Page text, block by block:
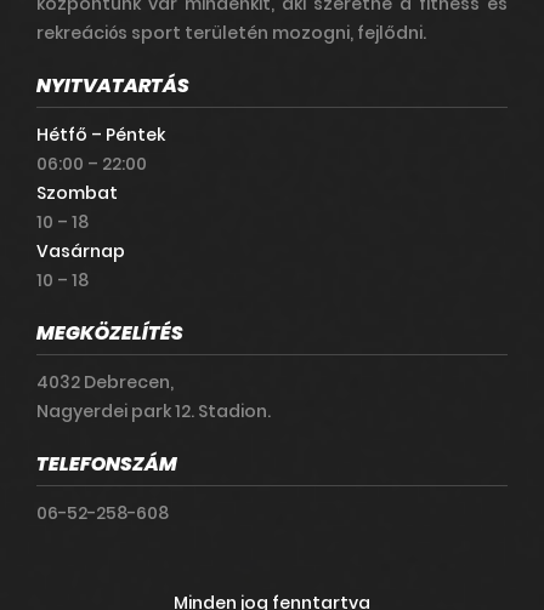
rekreációs sport területén mozogni, fejlődni.
NYITVATARTÁS
Hétfő – Péntek
06:00 – 22:00
Szombat
10 – 18
Vasárnap
10 – 18
MEGKÖZELÍTÉS
4032 Debrecen,
Nagyerdei park 12. Stadion.
TELEFONSZÁM
06-52-258-608
Minden jog fenntartva